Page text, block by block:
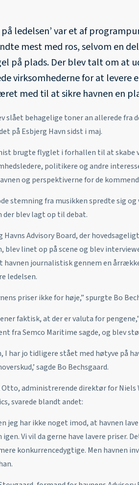
på ledelsen’ var et af
mest med ros, selvom en
på plads. Der blev talt om at
virksomhederne for at levere
med til at sikre havnen en
slået behagelige toner an allerede
på Esbjerg Havn sidst i maj.
brugte flyglet i forhallen til at skabe
politikere og andre
og perspektiverne for de
stemning fra musikken spredte sig
der blev lagt op til debat.
Havns Advisory Board, der
blev linet op på scene og blev
havnen journalistisk gennem en
ledelsen.
priser ikke for høje,” spurgte Bo
faktisk, at der er valuta for
fra Semco Maritime sagde, og blev
I har jo tidligere stået med høtyve på
sagde Bo Bechsgaard.
administrerende direktør for Niels
svarede blandt andet:
jeg har ikke noget imod, at havnen
igen. Vi vil da gerne have lavere priser.
konkurrencedygtige. Men havnen